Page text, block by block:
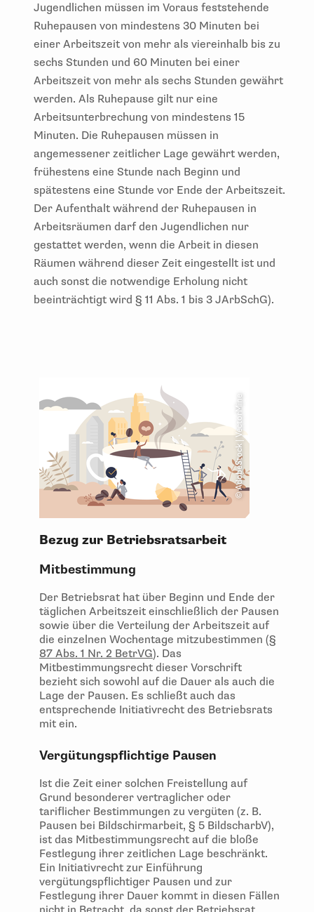
Jugendlichen müssen im Voraus feststehende
Ruhepausen von mindestens 30 Minuten bei
einer Arbeitszeit von mehr als viereinhalb bis zu
sechs Stunden und 60 Minuten bei einer
Arbeitszeit von mehr als sechs Stunden gewährt
werden. Als Ruhepause gilt nur eine
Arbeitsunterbrechung von mindestens 15
Minuten. Die Ruhepausen müssen in
angemessener zeitlicher Lage gewährt werden,
frühestens eine Stunde nach Beginn und
spätestens eine Stunde vor Ende der Arbeitszeit.
Der Aufenthalt während der Ruhepausen in
Arbeitsräumen darf den Jugendlichen nur
gestattet werden, wenn die Arbeit in diesen
Räumen während dieser Zeit eingestellt ist und
auch sonst die notwendige Erholung nicht
beeinträchtigt wird § 11 Abs. 1 bis 3 JArbSchG).
© AdobeStock | VectorMine
Bezug zur Betriebsratsarbeit
Mitbestimmung
Der Betriebsrat hat über Beginn und Ende der
täglichen Arbeitszeit einschließlich der Pausen
sowie über die Verteilung der Arbeitszeit auf
die einzelnen Wochentage mitzubestimmen (§
87 Abs. 1 Nr. 2 BetrVG). Das
Mitbestimmungsrecht dieser Vorschrift
bezieht sich sowohl auf die Dauer als auch die
Lage der Pausen. Es schließt auch das
entsprechende Initiativrecht des Betriebsrats
mit ein.
Vergütungspflichtige Pausen
Ist die Zeit einer solchen Freistellung auf
Grund besonderer vertraglicher oder
tariflicher Bestimmungen zu vergüten (z. B.
Pausen bei Bildschirmarbeit, § 5 BildscharbV),
ist das Mitbestimmungsrecht auf die bloße
Festlegung ihrer zeitlichen Lage beschränkt.
Ein Initiativrecht zur Einführung
vergütungspflichtiger Pausen und zur
Festlegung ihrer Dauer kommt in diesen Fällen